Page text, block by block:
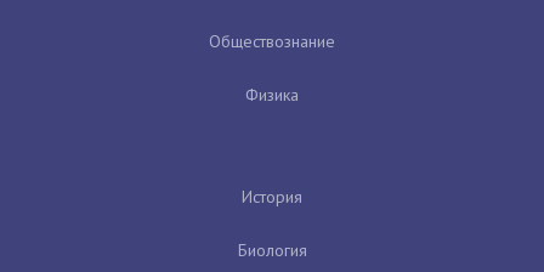
Обществознание
Физика
История
Биология